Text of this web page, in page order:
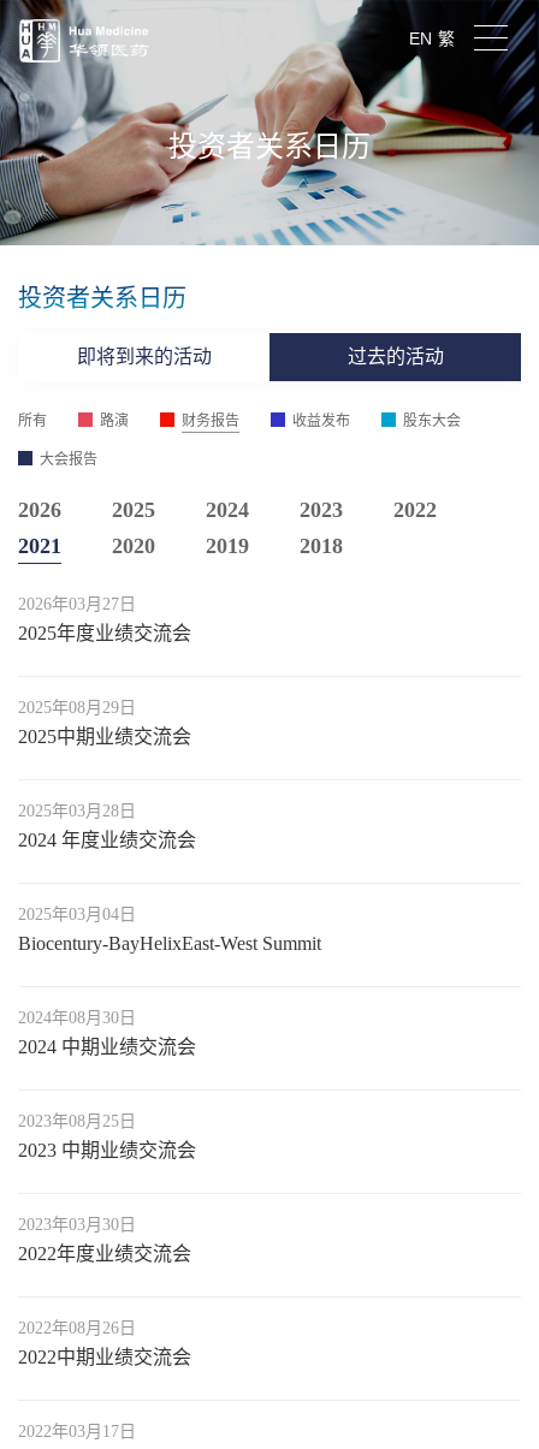
EN 繁
投资者关系日历
投资者关系日历
即将到来的活动 过去的活动
所有 路演 财务报告 收益发布 股东大会
大会报告
2026 2025 2024 2023
2022
2021
2020 2019 2018
2026年03月27日
2025年度业绩交流会
2025年08月29日
2025中期业绩交流会
2025年03月28日
2024 年度业绩交流会
2025年03月04日
Biocentury-BayHelixEast-West Summit
2024年08月30日
2024 中期业绩交流会
2023年08月25日
2023 中期业绩交流会
2023年03月30日
2022年度业绩交流会
2022年08月26日
2022中期业绩交流会
2022年03月17日